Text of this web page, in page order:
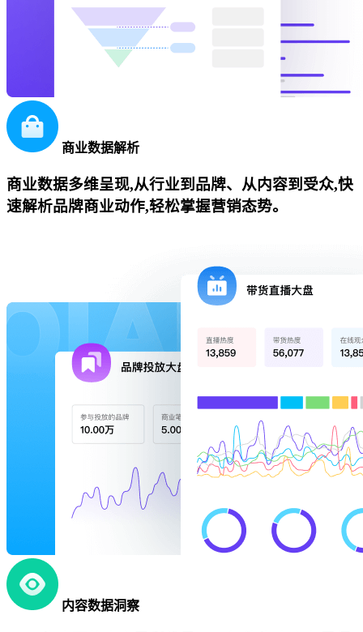
商业数据解析
商业数据多维呈现,从行业到品牌、从内容到受众,快
速解析品牌商业动作,轻松掌握营销态势。
内容数据洞察